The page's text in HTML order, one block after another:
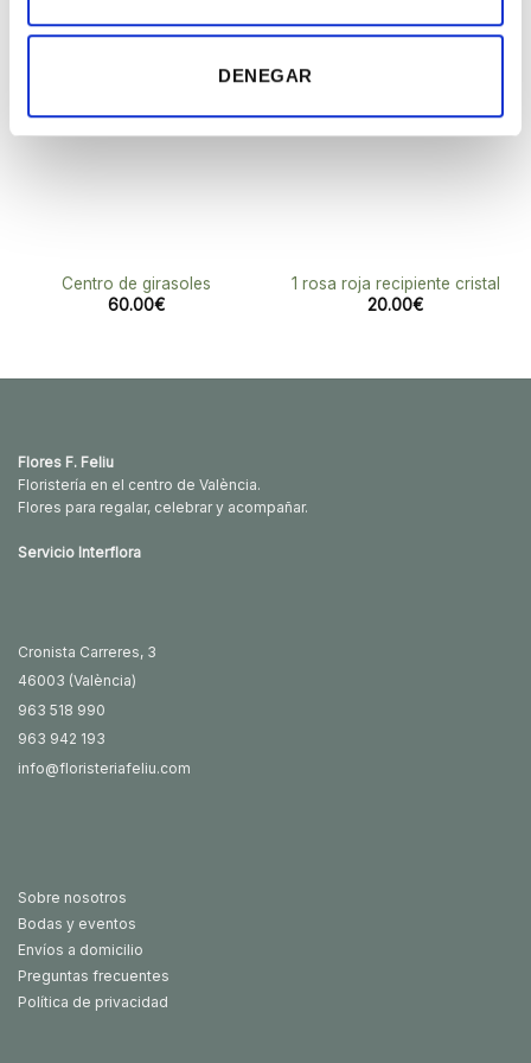
DENEGAR
Añadir
deseos
Centro de girasoles
60.00€
Añadir
1 rosa roja recipiente cristal
20.00€
Flores F. Feliu
Floristería en el centro de València.
Flores para regalar, celebrar y acompañar.
Servicio Interflora
Cronista Carreres, 3
46003 (València)
963 518 990
963 942 193
info@floristeriafeliu.com
Sobre nosotros
Bodas y eventos
Envíos a domicilio
Preguntas frecuentes
Política de privacidad